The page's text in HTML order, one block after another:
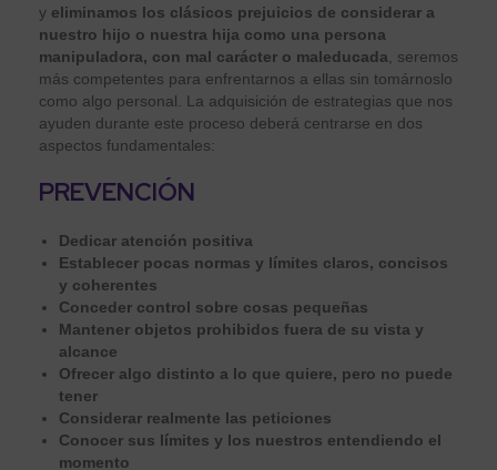
y eliminamos los clásicos prejuicios de considerar a
nuestro hijo o nuestra hija como una persona
manipuladora, con mal carácter o maleducada , seremos
más competentes para enfrentarnos a ellas sin tomárnoslo
como algo personal. La adquisición de estrategias que nos
ayuden durante este proceso deberá centrarse en dos
aspectos fundamentales:
PREVENCIÓN
Dedicar atención positiva
Establecer pocas normas y límites claros, concisos
y coherentes
Conceder control sobre cosas pequeñas
Mantener objetos prohibidos fuera de su vista y
alcance
Ofrecer algo distinto a lo que quiere, pero no puede
tener
Considerar realmente las peticiones
Conocer sus límites y los nuestros entendiendo el
momento